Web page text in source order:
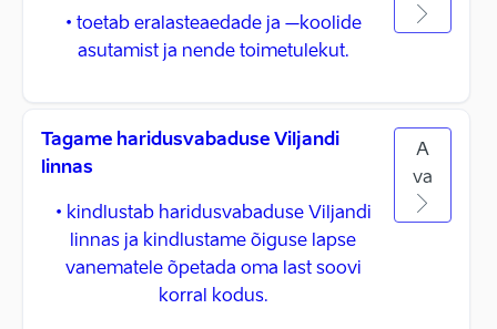
• toetab eralasteaedade ja –koolide
asutamist ja nende toimetulekut.
Tagame haridusvabaduse Viljandi
linnas
• kindlustab haridusvabaduse Viljandi
linnas ja kindlustame õiguse lapse
vanematele õpetada oma last soovi
korral kodus.
A
va